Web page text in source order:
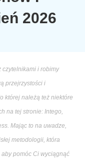
2026
czytelnikami i robimy
przejrzystości i
której należą też niektóre
na tej stronie: Intego,
Mając to na uwadze,
metodologii, która
pomóc Ci wyciągnąć